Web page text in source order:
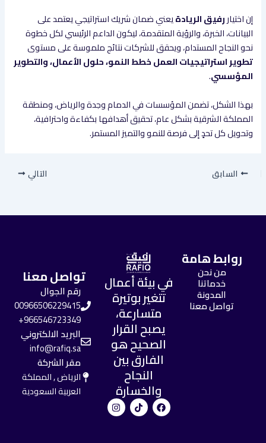
إن اختياررفيق الريادةيعني ضمان شريك استراتيجي يعتمد على
البيانات، الخبرة، والرؤية المتقدمة، ليكون الداعم الرئيسي لكل خطوة
نحو النجاح المستدام، ويحقق للشركات نتائج ملموسة على مستوى
تطوير استراتيجيات العمل خطط النمو، حلول الأعمال، والتطوير
المؤسسي.
بهذا الشكل، تضمن المؤسسات في الدمام وجدة والرياض، ومنطقة
المملكة الشرقية بشكل عام، تحقيق أهدافها بكفاءة واحترافية،
وتحويل كل تحدٍ إلى فرصة للنمو والتميز المستمر.
السابق التالي
روابط هامة
من نحن
خدماتنا
المدونة
تواصل معنا
في بيئة أعمال
تتغير بوتيرة
متسارعة،
يصبح القرار
الصحيح هو
الفارق بين
النجاح
والخسارة
F
a
c
T
i
k
I
n
s
تواصل معنا
رقم الجوال
00966506229415
966546723349+
البريد الالكتروني
info@rafiq.sa
مقر الشركة
الرياض , المملكة
العربية السعودية